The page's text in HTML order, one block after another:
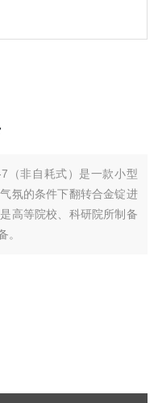
（非自耗式）是一款小型
氛的条件下翻转合金锭进
高等院校、科研院所制备
。